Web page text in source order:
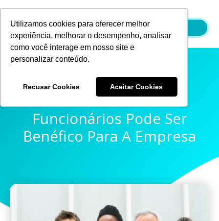
Utilizamos cookies para oferecer melhor
experiência, melhorar o desempenho, analisar
como você interage em nosso site e
personalizar conteúdo.
Recusar Cookies Aceitar Cookies
conteúdo
Investir Nos
Funcionários Pode Ser
Benéfico Para A Empresa